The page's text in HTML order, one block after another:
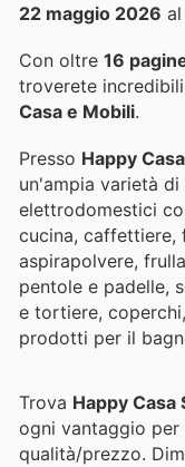
22 maggio 2026 al
Con oltre 16
troverete
Casa e Mobili.
Presso Happy
un'ampia varietà
elettrodomestici
cucina,
aspirapolvere,
pentole e padelle,
e tortiere,
prodotti per il
Trova Happy Casa
ogni vantaggio
qualità/prezzo.